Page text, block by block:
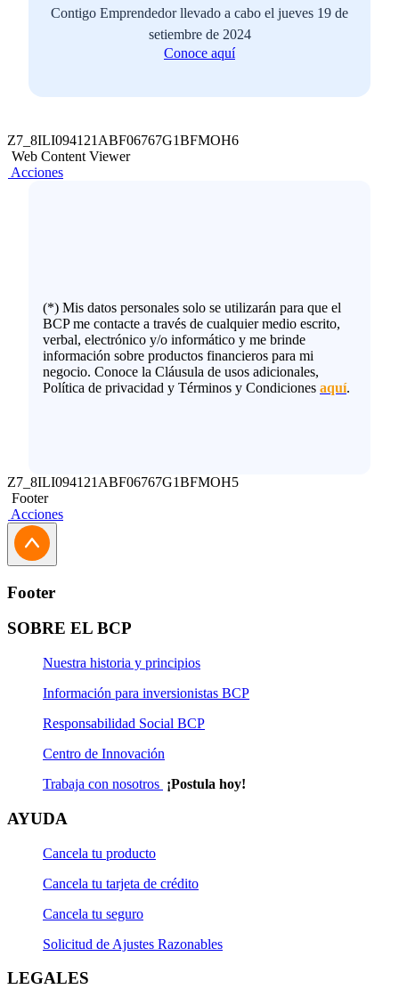
Contigo Emprendedor llevado a cabo el jueves 19 de
setiembre de 2024
Conoce aquí
Z7_8ILI094121ABF06767G1BFMOH6
Web Content Viewer
Acciones
(*) Mis datos personales solo se utilizarán para que el
BCP me contacte a través de cualquier medio escrito,
verbal, electrónico y/o informático y me brinde
información sobre productos financieros para mi
negocio. Conoce la Cláusula de usos adicionales,
Política de privacidad y Términos y Condiciones aquí.
Z7_8ILI094121ABF06767G1BFMOH5
Footer
Acciones
Footer
SOBRE EL BCP
Nuestra historia y principios
Información para inversionistas BCP
Responsabilidad Social BCP
Centro de Innovación
Trabaja con nosotros ¡Postula hoy!
AYUDA
Cancela tu producto
Cancela tu tarjeta de crédito
Cancela tu seguro
Solicitud de Ajustes Razonables
LEGALES